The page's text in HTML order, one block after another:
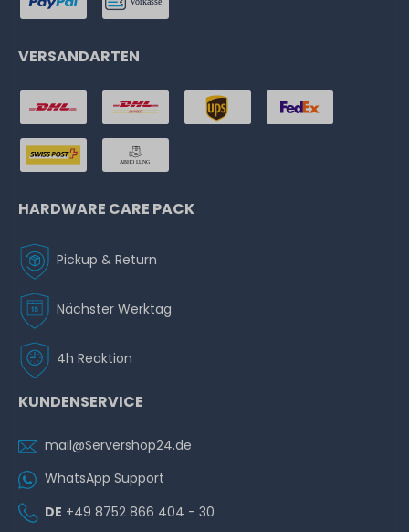
VERSANDARTEN
HARDWARE CARE PACK
Pickup & Return
Nächster Werktag
4h Reaktion
KUNDENSERVICE
mail@Servershop24.de
WhatsApp Support
DE +49 8752 866 404 - 30